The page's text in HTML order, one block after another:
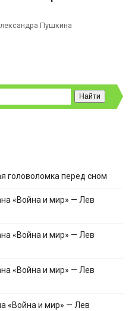
Пушкина
головоломка перед сном
«Война и мир» — Лев
«Война и мир» — Лев
«Война и мир» — Лев
«Война и мир» — Лев